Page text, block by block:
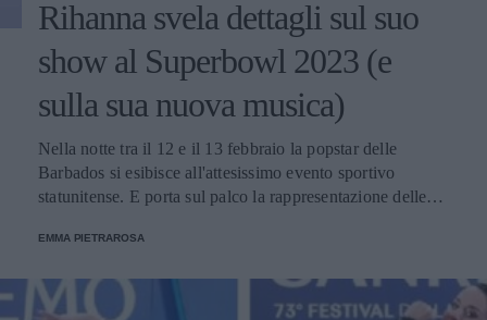
Rihanna svela dettagli sul suo
show al Superbowl 2023 (e
sulla sua nuova musica)
Nella notte tra il 12 e il 13 febbraio la popstar delle
Barbados si esibisce all'attesissimo evento sportivo
statunitense. E porta sul palco la rappresentazione delle
EMMA PIETRAROSA